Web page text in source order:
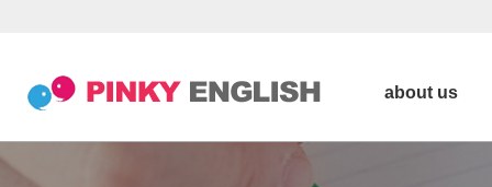
about us